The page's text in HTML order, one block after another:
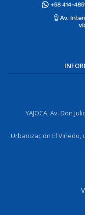
YAJOCA, Av. Don
Urbanización El Viñedo,